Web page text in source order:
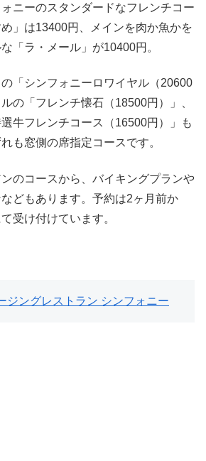
ニーのスタンダードなフレンチコー
」は13400円、メインを肉か魚かを
「ラ・メール」が10400円。
「シンフォニーロワイヤル（20600
の「フレンチ懐石（18500円）」、
牛フレンチコース（16500円）」も
も窓側の席指定コースです。
のコースから、バイキングプランや
どもあります。予約は2ヶ月前か
受け付けています。
ジングレストラン シンフォニー